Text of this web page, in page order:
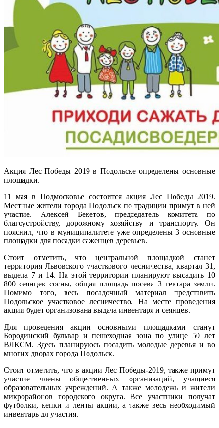
Акция Лес Победы 2019 в Подольске определены основные
площадки.
11 мая в Подмосковье состоится акция Лес Победы 2019.
Местные жители города Подольск по традиции примут в ней
участие. Алексей Бекетов, председатель комитета по
благоустройству, дорожному хозяйству и транспорту. Он
пояснил, что в муниципалитете уже определены 3 основные
площадки для посадки саженцев деревьев.
Стоит отметить, что центральной площадкой станет
территория Львовского участкового лесничества, квартал 31,
выдела 7 и 14. На этой территории планируют высадить 10
800 сеянцев сосны, общая площадь посева 3 гектара земли.
Помимо того, весь посадочный материал представить
Подольское участковое лесничество. На месте проведения
акции будет организована выдача инвентаря и сеянцев.
Для проведения акции основными площадками станут
Бородинский бульвар и пешеходная зона по улице 50 лет
ВЛКСМ. Здесь планируюсь посадить молодые деревья и во
многих дворах города Подольск.
Стоит отметить, что в акции Лес Победы-2019, также примут
участие члены общественных организаций, учащиеся
образовательных учреждений. А также молодежь и жители
микрорайонов городского округа. Все участники получат
футболки, кепки и ленты акции, а также весь необходимый
инвентарь дл участия.